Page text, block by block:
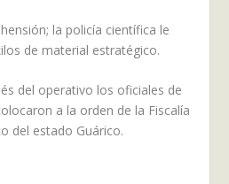
la policía científica le
de material estratégico.
del operativo los oficiales de
a la orden de la Fiscalía
del estado Guárico.